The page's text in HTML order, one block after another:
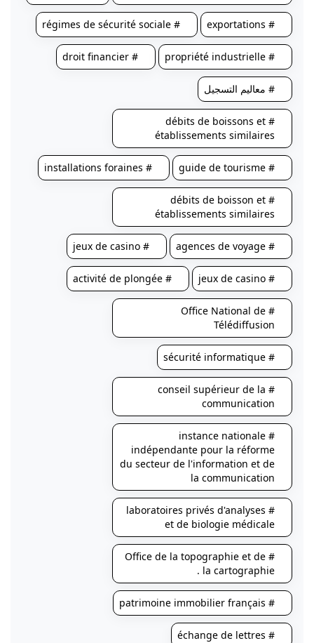
# exportations
# régimes de sécurité sociale
# propriété industrielle
# droit financier
# معاليم التسجيل
# débits de boissons et
établissements similaires
# guide de tourisme
# installations foraines
# débits de boisson et
établissements similaires
# agences de voyage
# jeux de casino
# jeux de casino
# activité de plongée
# Office National de
Télédiffusion
# sécurité informatique
# conseil supérieur de la
communication
# instance nationale
indépendante pour la réforme
du secteur de l'information et de
la communication
# laboratoires privés d'analyses
et de biologie médicale
# Office de la topographie et de
la cartographie .
# patrimoine immobilier français
# échange de lettres